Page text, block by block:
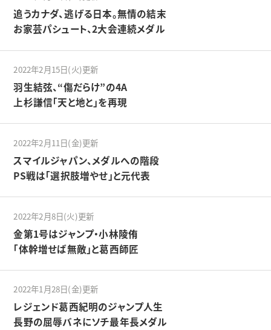
追うカナダ、逃げる日本。無情の結末
お家芸パシュート、2大会連続メダル
2022年2月15日(火)更新
羽生結弦、“傷だらけ”の4A
上杉謙信「天と地と」を再現
2022年2月11日(金)更新
スマイルジャパン、メダルへの階段
PS戦は「選択肢増やせ」と元代表
2022年2月8日(火)更新
金第1号はジャンプ・小林陵侑
「体幹増せば無敵」と葛西師匠
2022年1月28日(金)更新
レジェンド葛西紀明のジャンプ人生
長野の屈辱バネにソチ最年長メダル